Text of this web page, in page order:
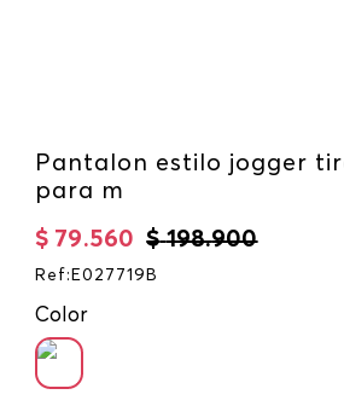
Pantalon estilo jogger
para m
$ 198.900
$ 79.560
Ref : E027719B
Color